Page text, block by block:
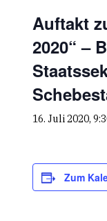
Auftakt
2020“ –
16. Juli 2020,
Zum